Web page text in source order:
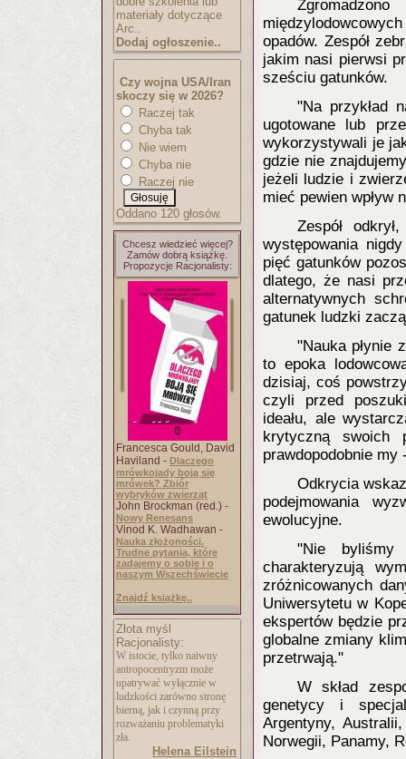
materiały dotyczące
Arc..
Dodaj ogłoszenie..
Czy wojna USA/Iran
skoczy się w 2026?
Raczej tak
Chyba tak
Nie wiem
Chyba nie
Raczej nie
Oddano 120 głosów.
Chcesz wiedzieć więcej?
Zamów dobrą książkę.
Propozycje Racjonalisty:
Francesca Gould, David
Haviland - Dlaczego
mrówkojady boją się
mrówek? Zbiór
wybryków zwierząt
John Brockman (red.) -
Nowy Renesans
Vinod K. Wadhawan -
Nauka złożoności.
Trudne pytania, które
zadajemy o sobie i o
naszym Wszechświecie
Znajdź książkę..
Złota myśl
Racjonalisty:
W istocie, tylko naiwny
antropocentryzm może
upatrywać wyłącznie w
ludzkości zarówno stronę
bierną, jak i czynną przy
rozważaniu problematyki
zła.
Helena Eilstein
opadów. Zespół
jakim nasi pierwsi
sześciu gatunków.
"Na przykład
ugotowane lub
wykorzystywali je
gdzie nie
jeżeli ludzie i
mieć pewien wpływ
Zespół
występowania
pięć gatunków
dlatego, że nasi
alternatywnych
gatunek ludzki
"Nauka płynie
to epoka
dzisiaj, coś
czyli przed
ideału, ale
krytyczną swoich
prawdopodobnie my
Odkrycia
podejmowania
ewolucyjne.
"Nie byliśmy
charakteryzują
zróżnicowanych
Uniwersytetu w
ekspertów będzie
globalne zmiany
przetrwają."
W skład
genetycy i
Argentyny,
Norwegii, Panamy,